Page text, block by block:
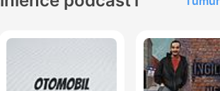
host recounts a shocking story sent in by a
og jeg hater fjernhilling. Men sist